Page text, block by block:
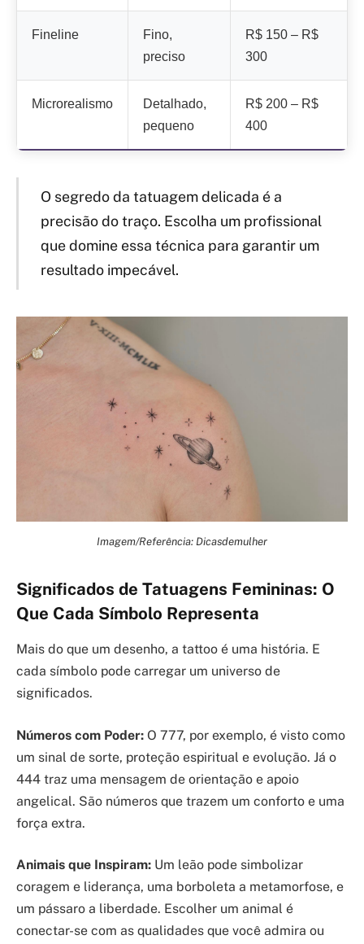
Fineline
Fino,
preciso
R$ 150 – R$
300
Microrealismo
Detalhado,
pequeno
R$ 200 – R$
400
O segredo da tatuagem delicada é a
precisão do traço. Escolha um profissional
que domine essa técnica para garantir um
resultado impecável.
Imagem/Referência: Dicasdemulher
Significados de Tatuagens Femininas: O
Que Cada Símbolo Representa
Mais do que um desenho, a tattoo é uma história. E
cada símbolo pode carregar um universo de
significados.
Números com Poder: O 777, por exemplo, é visto como
um sinal de sorte, proteção espiritual e evolução. Já o
444 traz uma mensagem de orientação e apoio
angelical. São números que trazem um conforto e uma
força extra.
Animais que Inspiram: Um leão pode simbolizar
coragem e liderança, uma borboleta a metamorfose, e
um pássaro a liberdade. Escolher um animal é
conectar-se com as qualidades que você admira ou